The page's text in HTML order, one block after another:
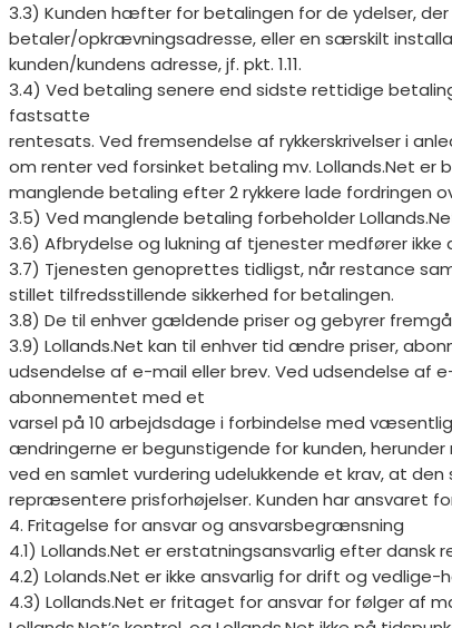
3.3) Kunden hæfter for betalingen for de ydelser,
betaler/opkrævningsadresse, eller en særskilt
kunden/kundens adresse, jf. pkt. 1.11.
3.4) Ved betaling senere end sidste rettidige
fastsatte
rentesats. Ved fremsendelse af rykkerskrivelser i
om renter ved forsinket betaling mv. Lollands.Net
manglende betaling efter 2 rykkere lade fordringen
3.5) Ved manglende betaling forbeholder
3.6) Afbrydelse og lukning af tjenester medfører
3.7) Tjenesten genoprettes tidligst, når restance
stillet tilfredsstillende sikkerhed for betalingen.
3.8) De til enhver gældende priser og gebyrer
3.9) Lollands.Net kan til enhver tid ændre priser,
udsendelse af e-mail eller brev. Ved udsendelse af
abonnementet med et
varsel på 10 arbejdsdage i forbindelse med
ændringerne er begunstigende for kunden,
ved en samlet vurdering udelukkende et krav, at
repræsentere prisforhøjelser. Kunden har ansvaret
4. Fritagelse for ansvar og ansvarsbegrænsning
4.1) Lollands.Net er erstatningsansvarlig efter dansk
4.2) Lolands.Net er ikke ansvarlig for drift og
4.3) Lollands.Net er fritaget for ansvar for følger af